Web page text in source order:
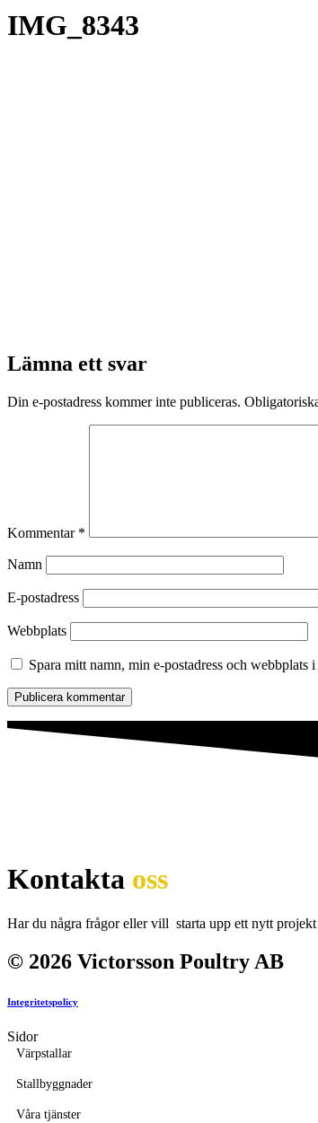
IMG_8343
Lämna ett svar
Din e-postadress kommer inte publiceras.
Kommentar *
Namn
E-postadress
Webbplats
Spara mitt namn, min e-postadress och
Kontakta oss
Har du några frågor eller vill starta upp ett nytt
© 2026 Victorsson Poultry AB
Integritetspolicy
Sidor
Värpstallar
Stallbyggnader
Våra tjänster